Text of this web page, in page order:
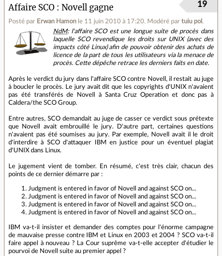
Affaire SCO : Novell gagne
Posté par Erwan Hamon le 11 juin 2010 à 17:20. Modéré par tuiu pol .
19
NdM: l'affaire SCO est une longue suite de procès dans
laquelle SCO revendique les droits sur UNIX (avec des
impacts côté Linux) afin de pouvoir obtenir des achats de
licence de la part de tous les utilisateurs via la menace de
procès. Cette dépêche retrace les derniers faits en date.
Après le verdict du jury dans l'affaire SCO contre Novell, il restait au juge
à boucler le procès. Le jury avait dit que les copyrights d'UNIX n'avaient
pas été transférés de Novell à Santa Cruz Operation et donc pas à
Caldera/the SCO Group.
Entre autres, SCO demandait au juge de casser ce verdict sous prétexte
que Novell avait embrouillé le jury. D'autre part, certaines questions
n'avaient pas été soumises au jury. Par exemple, Novell avait il le droit
d'interdire à SCO d'attaquer IBM en justice pour un éventuel plagiat
d'UNIX dans Linux.
Le jugement vient de tomber. En résumé, c'est très clair, chacun des
points de ce dernier démarre par :
Judgment is entered in favor of Novell and against SCO on...
Judgment is entered in favor of Novell and against SCO on...
Judgment is entered in favor of Novell and against SCO on...
Judgment is entered in favor of Novell and against SCO on...
IBM va-t-il insister et demander des comptes pour l'énorme campagne
de mauvaise presse contre IBM et Linux en 2003 et 2004 ? SCO va-t-il
faire appel à nouveau ? La Cour suprême va-t-elle accepter d'étudier le
pourvoi de Novell suite au premier appel ?